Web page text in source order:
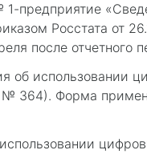
Росстата от
после отчетного
использовании
364). Форма